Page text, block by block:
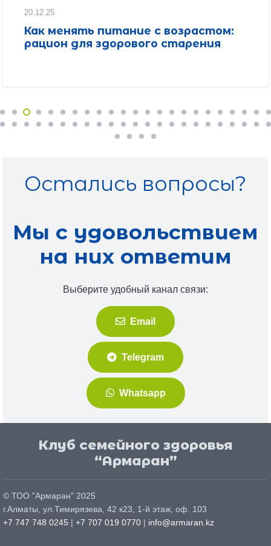
20.12.25
Как менять питание с возрастом:
рацион для здорового старения
Остались вопросы?
Мы с удовольствием
на них ответим
Выберите удобный канал связи:
Email
Telegram
Whatsapp
Клуб семейного здоровья
“Армаран”
© ТОО "Армаран" 2025
г.Алматы , ул. Тимирязева, 42 к23, 1-й этаж, оф. 103
+7 747 748 0245 | +7 707 019 0770 | info@armaran.kz